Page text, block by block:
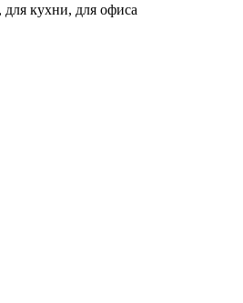
кухни, для офиса